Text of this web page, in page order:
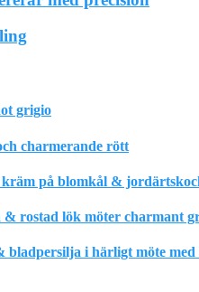
grigio
charmerande rött
på blomkål &
& rostad lök möter charmant
bladpersilja i härligt möte